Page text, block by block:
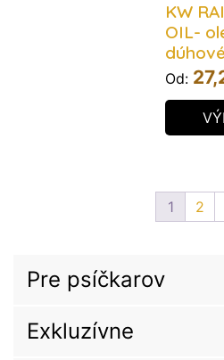
KW
OIL-
Od:
1 2
Pre psíčkarov
Exkluzívne